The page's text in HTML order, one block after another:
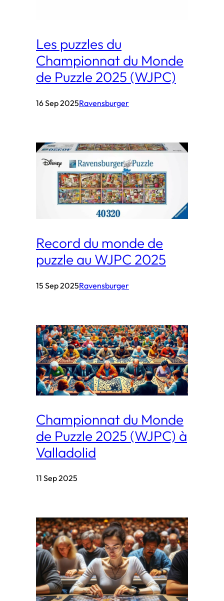
Les puzzles du
Championnat du Monde
de Puzzle 2025 (WJPC)
16 Sep 2025Ravensburger
Record du monde de
puzzle au WJPC 2025
15 Sep 2025Ravensburger
Championnat du Monde
de Puzzle 2025 (WJPC) à
Valladolid
11 Sep 2025